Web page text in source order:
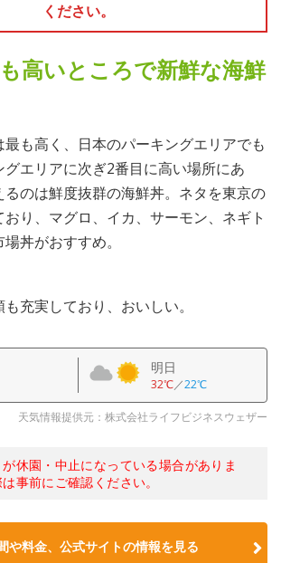
ください。
高いところで新鮮な海鮮
も高く、日本のパーキングエリアでも
エリアに次ぎ2番目に高い場所にあ
るのは鮮度抜群の海鮮丼。ネタを東京の
り、マグロ、イカ、サーモン、ネギト
丼がおすすめ。
充実しており、おいしい。
明日
32℃／22℃
天気情報提供元：株式会社ライフビジネスウェザー
休園・中止になっている場合がありま
事前にご確認ください。
や料金、公式サイトの情報を見る